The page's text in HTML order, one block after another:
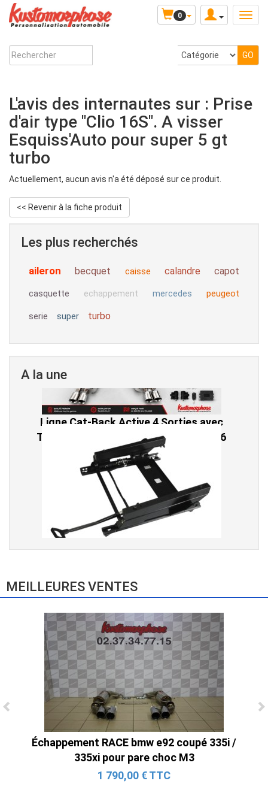
0
L'avis des internautes sur : Prise
d'air type "Clio 16S". A visser
Esquiss'Auto pour super 5 gt
turbo
Actuellement, aucun avis n'a été déposé sur ce produit.
<< Revenir à la fiche produit
Les plus recherchés
aileron becquet caisse calandre capot
casquette echappement mercedes peugeot
serie super turbo
A la une
Ligne Cat-Back Active 4 Sorties avec
Tube en H pour Ford Mustang GT & V6
(2015-2023)
2 690,00 € TTC
Console de siège gauche pour BMW Série
3 E46 (hors Cabriolet et CSL) et BMW X3
865,00 € TTC
MEILLEURES VENTES
Échappement RACE bmw e92 coupé 335i /
335xi pour pare choc M3
1 790,00 € TTC